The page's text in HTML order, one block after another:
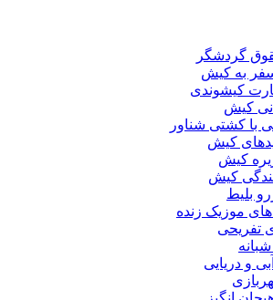
گردشگر
به کیش
کیشوندی
کیش
با کشتی شناور
کیش
کیش
کیش
بلیط
موزیک زنده
تفریحی
و دریایی